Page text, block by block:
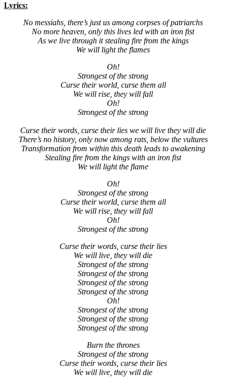
Lyrics:
No messiahs, there’s just us among corpses of patriarchs
No more heaven, only this lives led with an iron fist
As we live through it stealing fire from the kings
We will light the flames
Oh!
Strongest of the strong
Curse their world, curse them all
We will rise, they will fall
Oh!
Strongest of the strong
Curse their words, curse their lies we will live they will die
There’s no history, only now among rats, below the vultures
Transformation from within this death leads to awakening
Stealing fire from the kings with an iron fist
We will light the flame
Oh!
Strongest of the strong
Curse their world, curse them all
We will rise, they will fall
Oh!
Strongest of the strong
Curse their words, curse their lies
We will live, they will die
Strongest of the strong
Strongest of the strong
Strongest of the strong
Strongest of the strong
Oh!
Strongest of the strong
Strongest of the strong
Strongest of the strong
Burn the thrones
Strongest of the strong
Curse their words, curse their lies
We will live, they will die